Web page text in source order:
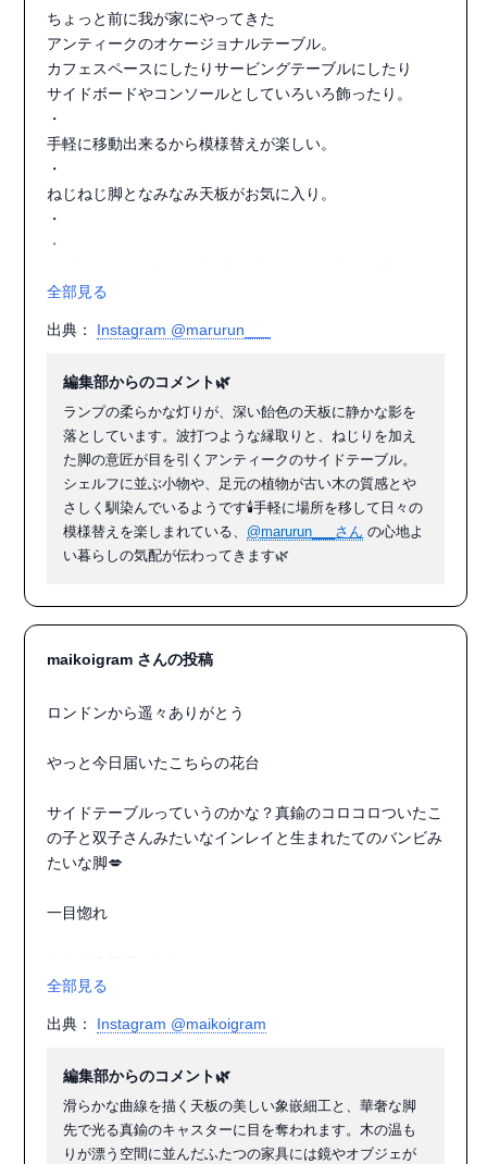
ちょっと前に我が家にやってきた
アンティークのオケージョナルテーブル。
カフェスペースにしたりサービングテーブルにしたり
サイドボードやコンソールとしていろいろ飾ったり。
・
手軽に移動出来るから模様替えが楽しい。
・
ねじねじ脚となみなみ天板がお気に入り。
・
・
ashop#axcis#williammorris#アンティーク家具#オケージ
ョナルテーブル#サイドテーブル#テーブルランプ#アクシ
ス#ウォールシェルフ#ウィリアムモリス#アンティークの
ある暮らし
全部見る
出典： Instagram @marurun___
編集部からのコメント🌿
ランプの柔らかな灯りが、深い飴色の天板に静かな影を
落としています。波打つような縁取りと、ねじりを加え
た脚の意匠が目を引くアンティークのサイドテーブル。
シェルフに並ぶ小物や、足元の植物が古い木の質感とや
さしく馴染んでいるようです🕯️手軽に場所を移して日々の
模様替えを楽しまれている、 @marurun___さん の心地よ
い暮らしの気配が伝わってきます🌿
maikoigram さんの投稿
ロンドンから遥々ありがとう
やっと今日届いたこちらの花台
サイドテーブルっていうのかな？真鍮のコロコロついたこ
の子と双子さんみたいなインレイと生まれたてのバンビみ
たいな脚💋
一目惚れ
....
去年のアンティークのお買い物集合
全部見る
出典： Instagram @maikoigram
編集部からのコメント🌿
滑らかな曲線を描く天板の美しい象嵌細工と、華奢な脚
先で光る真鍮のキャスターに目を奪われます。木の温も
りが漂う空間に並んだふたつの家具には鏡やオブジェが